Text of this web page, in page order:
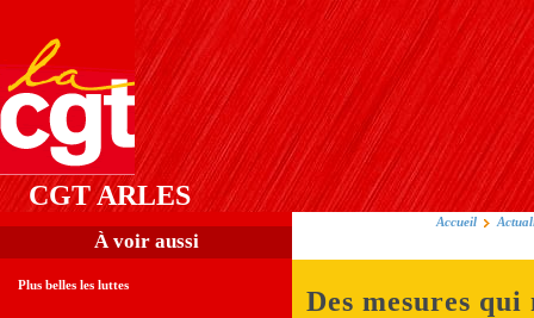
CGT ARLES
Accueil
Des mesures qui
À voir aussi
Plus belles les luttes